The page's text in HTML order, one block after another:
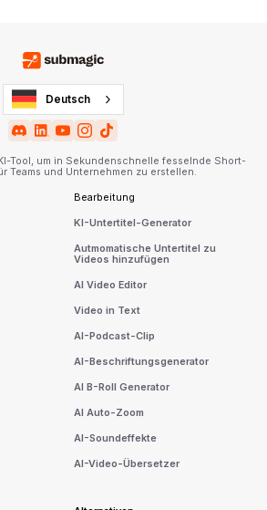
Deutsch
Tool, um in Sekundenschnelle fesselnde Short-
Teams und Unternehmen zu erstellen.
Bearbeitung
KI-Untertitel-Generator
Autmomatische Untertitel zu
Videos hinzufügen
AI Video Editor
Video in Text
AI-Podcast-Clip
AI-Beschriftungsgenerator
AI B-Roll Generator
AI Auto-Zoom
AI-Soundeffekte
AI-Video-Übersetzer